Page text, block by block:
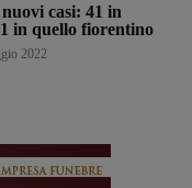
casi: 41 in
in quello fiorentino
2022